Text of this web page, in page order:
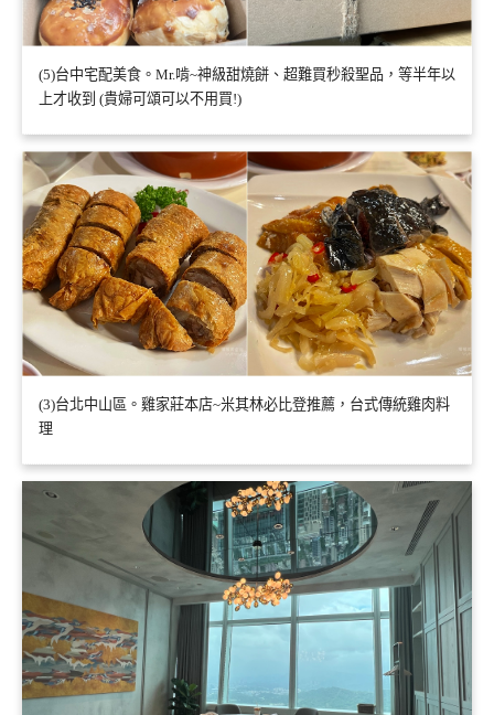
(5)台中宅配美食。Mr.啃~神級甜燒餅、超難買秒殺聖品，等半年以
上才收到 (貴婦可頌可以不用買!)
(3)台北中山區。雞家莊本店~米其林必比登推薦，台式傳統雞肉料
理